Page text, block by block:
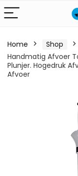
Home Shop
Handmatig Afvoer
Plunjer. Hogedruk
Afvoer